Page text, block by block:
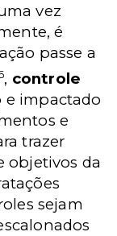
vez
é
passe a
, controle
e impactado
e
trazer
objetivos da
sejam